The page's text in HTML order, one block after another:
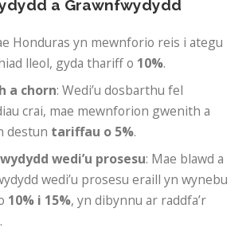
a Grawnfwydydd
Honduras yn mewnforio reis i ategu
lleol, gyda thariff o 10%.
a chorn: Wedi’u dosbarthu fel
crai, mae mewnforion gwenith a
destun tariffau o 5%.
wedi’u prosesu: Mae blawd a
wedi’u prosesu eraill yn wynebu
10% i 15%, yn dibynnu ar raddfa’r